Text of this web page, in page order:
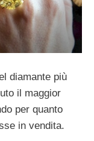
diamante più
il maggior
per quanto
in vendita.